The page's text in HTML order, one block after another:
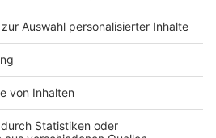
Ihren Aktivitäten
Bitte lesen Sie die
und stimmen Sie der
Service zu, um dieses
anzusehen.
Auskopplung "Let It Go" aus